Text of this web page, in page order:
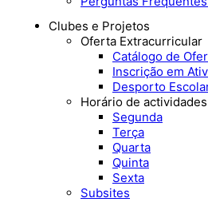
Clubes e Projetos
Oferta Extracurricular
Catálogo de
Inscrição em
Desporto
Horário de
Segunda
Terça
Quarta
Quinta
Sexta
Subsites